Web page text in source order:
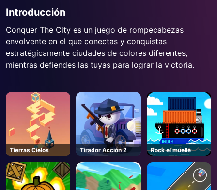
Introducción
Conquer The City es un juego de rompecabezas
envolvente en el que conectas y conquistas
estratégicamente ciudades de colores diferentes,
mientras defiendes las tuyas para lograr la victoria.
Tierras Cielos Tirador Acción 2 Rock el muelle